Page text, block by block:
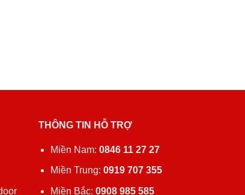
THÔNG TIN HỖ TRỢ
Miền Nam:0846 11 27 27
Miền Trung:0919 707 355
Miền Bắc:0908 985 585